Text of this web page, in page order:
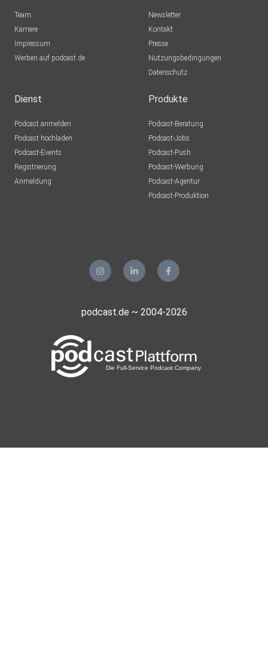
Team
Karriere
Impressum
Werben auf podcast.de
Newsletter
Kontakt
Presse
Nutzungsbedingungen
Datenschutz
Dienst
Podcast anmelden
Podcast hochladen
Podcast-Events
Registrierung
Anmeldung
Produkte
Podcast-Beratung
Podcast-Jobs
Podcast-Push
Podcast-Werbung
Podcast-Agentur
Podcast-Produktion
podcast.de ~ 2004-2026